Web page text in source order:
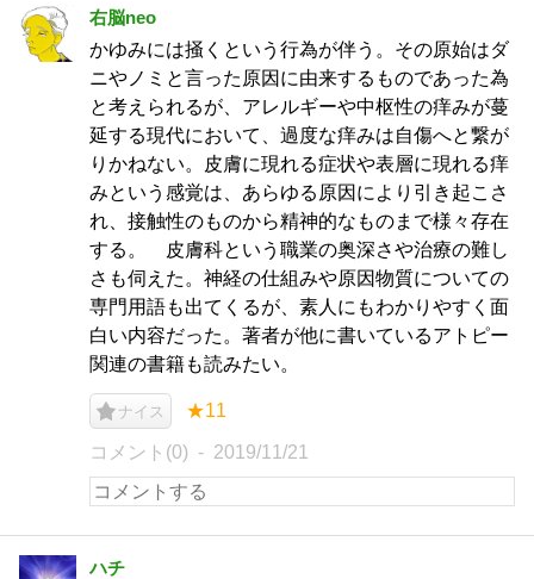
右脳neo
かゆみには掻くという行為が伴う。その原始はダ
ニやノミと言った原因に由来するものであった為
と考えられるが、アレルギーや中枢性の痒みが蔓
延する現代において、過度な痒みは自傷へと繋が
りかねない。皮膚に現れる症状や表層に現れる痒
みという感覚は、あらゆる原因により引き起こさ
れ、接触性のものから精神的なものまで様々存在
する。 皮膚科という職業の奥深さや治療の難し
さも伺えた。神経の仕組みや原因物質についての
専門用語も出てくるが、素人にもわかりやすく面
白い内容だった。著者が他に書いているアトピー
関連の書籍も読みたい。
ナイス ★11
コメント(0) 2019/11/21
ハチ